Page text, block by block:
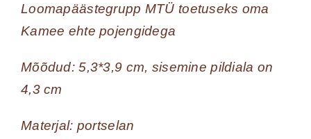
Loomapäästegrupp MTÜ toetuseks oma
Kamee ehte pojengidega
Mõõdud: 5,3*3,9 cm, sisemine pildiala on
4,3 cm
Materjal: portselan